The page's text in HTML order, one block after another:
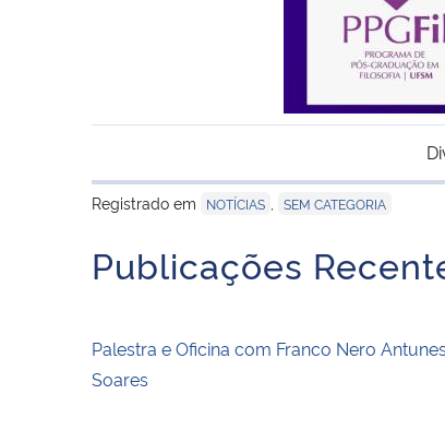
Registrado em
NOTÍCIAS SEM CATEGORIA
Publicações
Palestra e Oficina com Franco Nero Antunes
Soares